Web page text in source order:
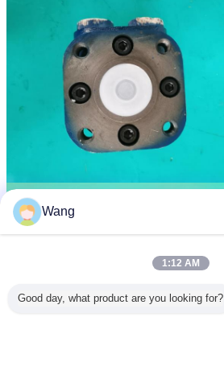
Wang
1:12 AM
Good day, what product are you looking for?